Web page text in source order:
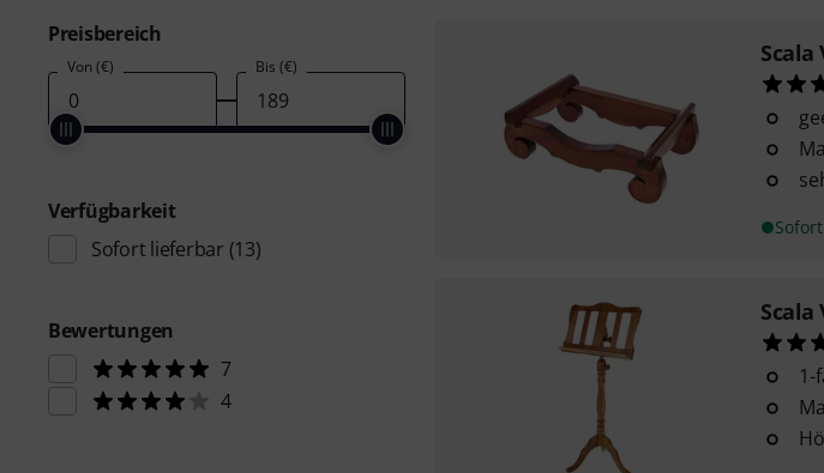
Preisbereich
Von (€) Bis (€)
Verfügbarkeit
Sofort lieferbar (13)
Bewertungen
7
4
Scala
Scala
1-